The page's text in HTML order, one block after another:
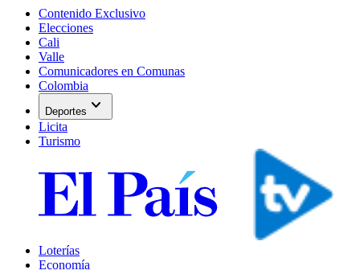
Contenido Exclusivo
Elecciones
Cali
Valle
Comunicadores en Comunas
Colombia
Deportes expand_more
Licita
Turismo
Loterías
Economía